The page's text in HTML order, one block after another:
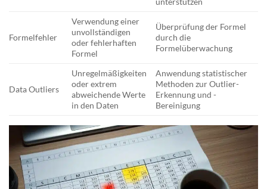
Formelfehler
Verwendung einer
unvollständigen
oder fehlerhaften
Formel
Überprüfung der Formel
durch die
Formelüberwachung
Data Outliers
Unregelmäßigkeiten
oder extrem
abweichende Werte
in den Daten
Anwendung statistischer
Methoden zur Outlier-
Erkennung und -
Bereinigung